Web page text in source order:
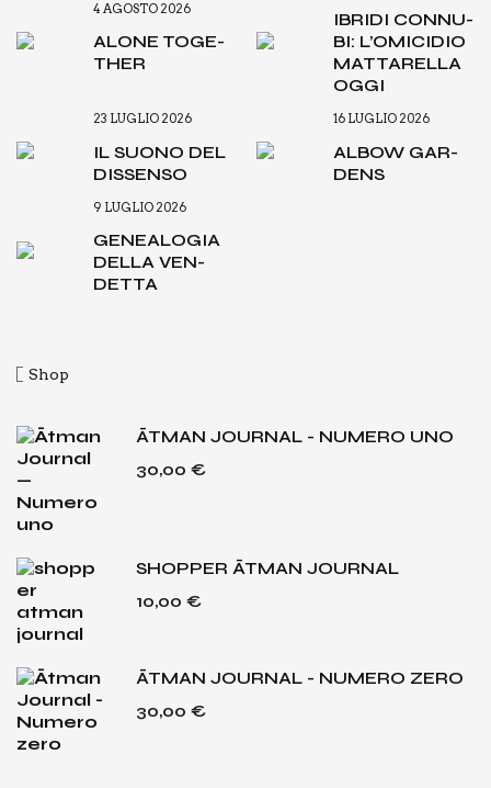
4 AGOSTO 2026
ALO­NE TOGE­
THER
IBRI­DI CON­NU­
BI: L’O­MI­CI­DIO
MAT­TA­REL­LA
OGGI
23 LUGLIO 2026
IL SUO­NO DEL
DIS­SEN­SO
16 LUGLIO 2026
ALBOW GAR­
DENS
9 LUGLIO 2026
GENEA­LO­GIA
DEL­LA VEN­
DET­TA
Shop
ĀTMAN JOURNAL - NUMERO UNO
30,00 €
SHOPPER ĀTMAN JOURNAL
10,00 €
ĀTMAN JOURNAL - NUMERO ZERO
30,00 €